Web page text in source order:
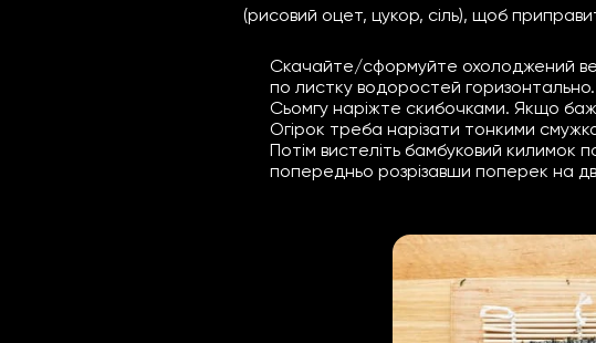
(рисовий оцет, цукор, сіль), щоб
Скачайте/сформуйте охолоджений
по листку водоростей горизонтально.
Сьомгу наріжте скибочками. Якщо
Огірок треба нарізати тонкими
Потім вистеліть бамбуковий килимок
попередньо розрізавши поперек на